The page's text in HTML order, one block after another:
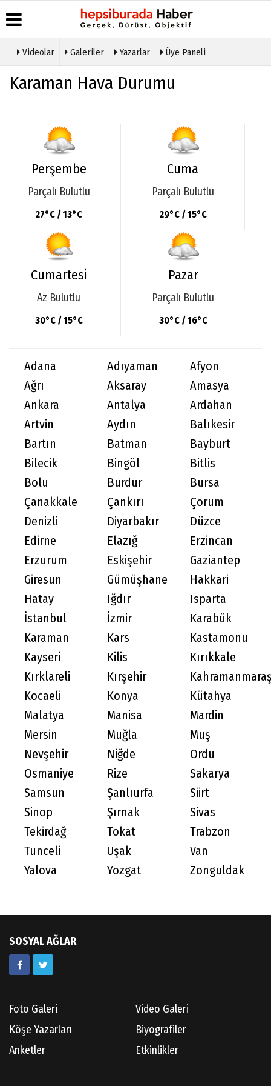
Haber
Arşivi
Günün
Haberleri
Durumu
Yazarları
Galeri
Etkinlikler
Videolar Galeriler Yazarlar Üye Paneli
Karaman Hava Durumu
Perşembe
Parçalı Bulutlu
27°C / 13°C
Cuma
Parçalı Bulutlu
29°C / 15°C
Cumartesi
Az Bulutlu
30°C / 15°C
Pazar
Parçalı Bulutlu
30°C / 16°C
Adana Adıyaman
Afyon
Ağrı
Aksaray
Amasya
Ankara
Antalya
Ardahan
Artvin
Aydın
Balıkesir
Bartın
Batman
Bayburt
Bilecik
Bingöl
Bitlis
Bolu
Burdur
Bursa
Çanakkale
Çankırı
Çorum
Denizli
Diyarbakır
Düzce
Edirne
Elazığ
Erzincan
Erzurum
Eskişehir
Gaziantep
Giresun
Gümüşhane
Hakkari
Hatay
Iğdır
Isparta
İstanbul
İzmir
Karabük
Karaman
Kars
Kastamonu
Kayseri
Kilis
Kırıkkale
Kırklareli
Kırşehir
Kocaeli
Konya
Kütahya
Malatya
Manisa
Mardin
Mersin
Muğla
Muş
Nevşehir
Niğde
Ordu
Osmaniye
Rize
Sakarya
Samsun
Şanlıurfa
Siirt
Sinop
Şırnak
Sivas
Tekirdağ
Tokat
Trabzon
Tunceli
Uşak
Van
Yalova
Yozgat Zonguldak
SOSYAL AĞLAR
Foto Galeri
Video Galeri
Köşe Yazarları
Biyografiler
Anketler
Etkinlikler